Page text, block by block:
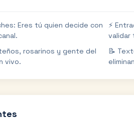
Eres tú quien decide con
⚡️
validar
rosarinos y gente del
vivo.
📝